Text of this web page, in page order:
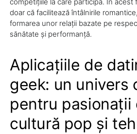
doar că facilitează întâlnirile
formarea unor relații bazate pe
sănătate și performanță.
Aplicațiile de
geek: un univers
pentru pasionații
cultură pop și